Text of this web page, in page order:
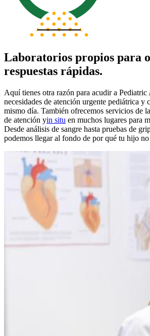
Laboratorios propios para
respuestas rápidas.
Aquí tienes otra razón para acudir a Pediatric
necesidades de atención urgente pediátrica y
mismo día. También ofrecemos servicios de
de atención yin situ en muchos lugares para
Desde análisis de sangre hasta pruebas de
podemos llegar al fondo de por qué tu hijo no